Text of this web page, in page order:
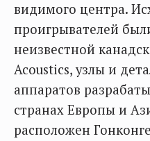
видимого центра.
проигрывателей
неизвестной
Acoustics, узлы и
аппаратов
странах Европы и
расположен